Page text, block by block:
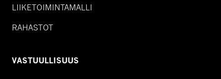
LIIKETOIMINTAMALLI
RAHASTOT
VASTUULLISUUS